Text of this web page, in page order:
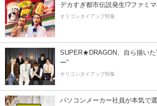
デカすぎ都市伝説発生!?ファミ
オリコンタイアップ特集
SUPER★DRAGON、自ら描いた
ー”
オリコンタイアップ特集
パソコンメーカー社員が本気で